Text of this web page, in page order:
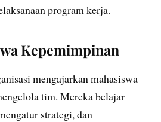
program kerja.
Kepemimpinan
mengajarkan mahasiswa
tim. Mereka belajar
strategi, dan